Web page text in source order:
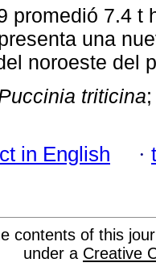
promedió 7.4 t
una
noroeste del
triticina
in English ·
contents of this
under a Creative